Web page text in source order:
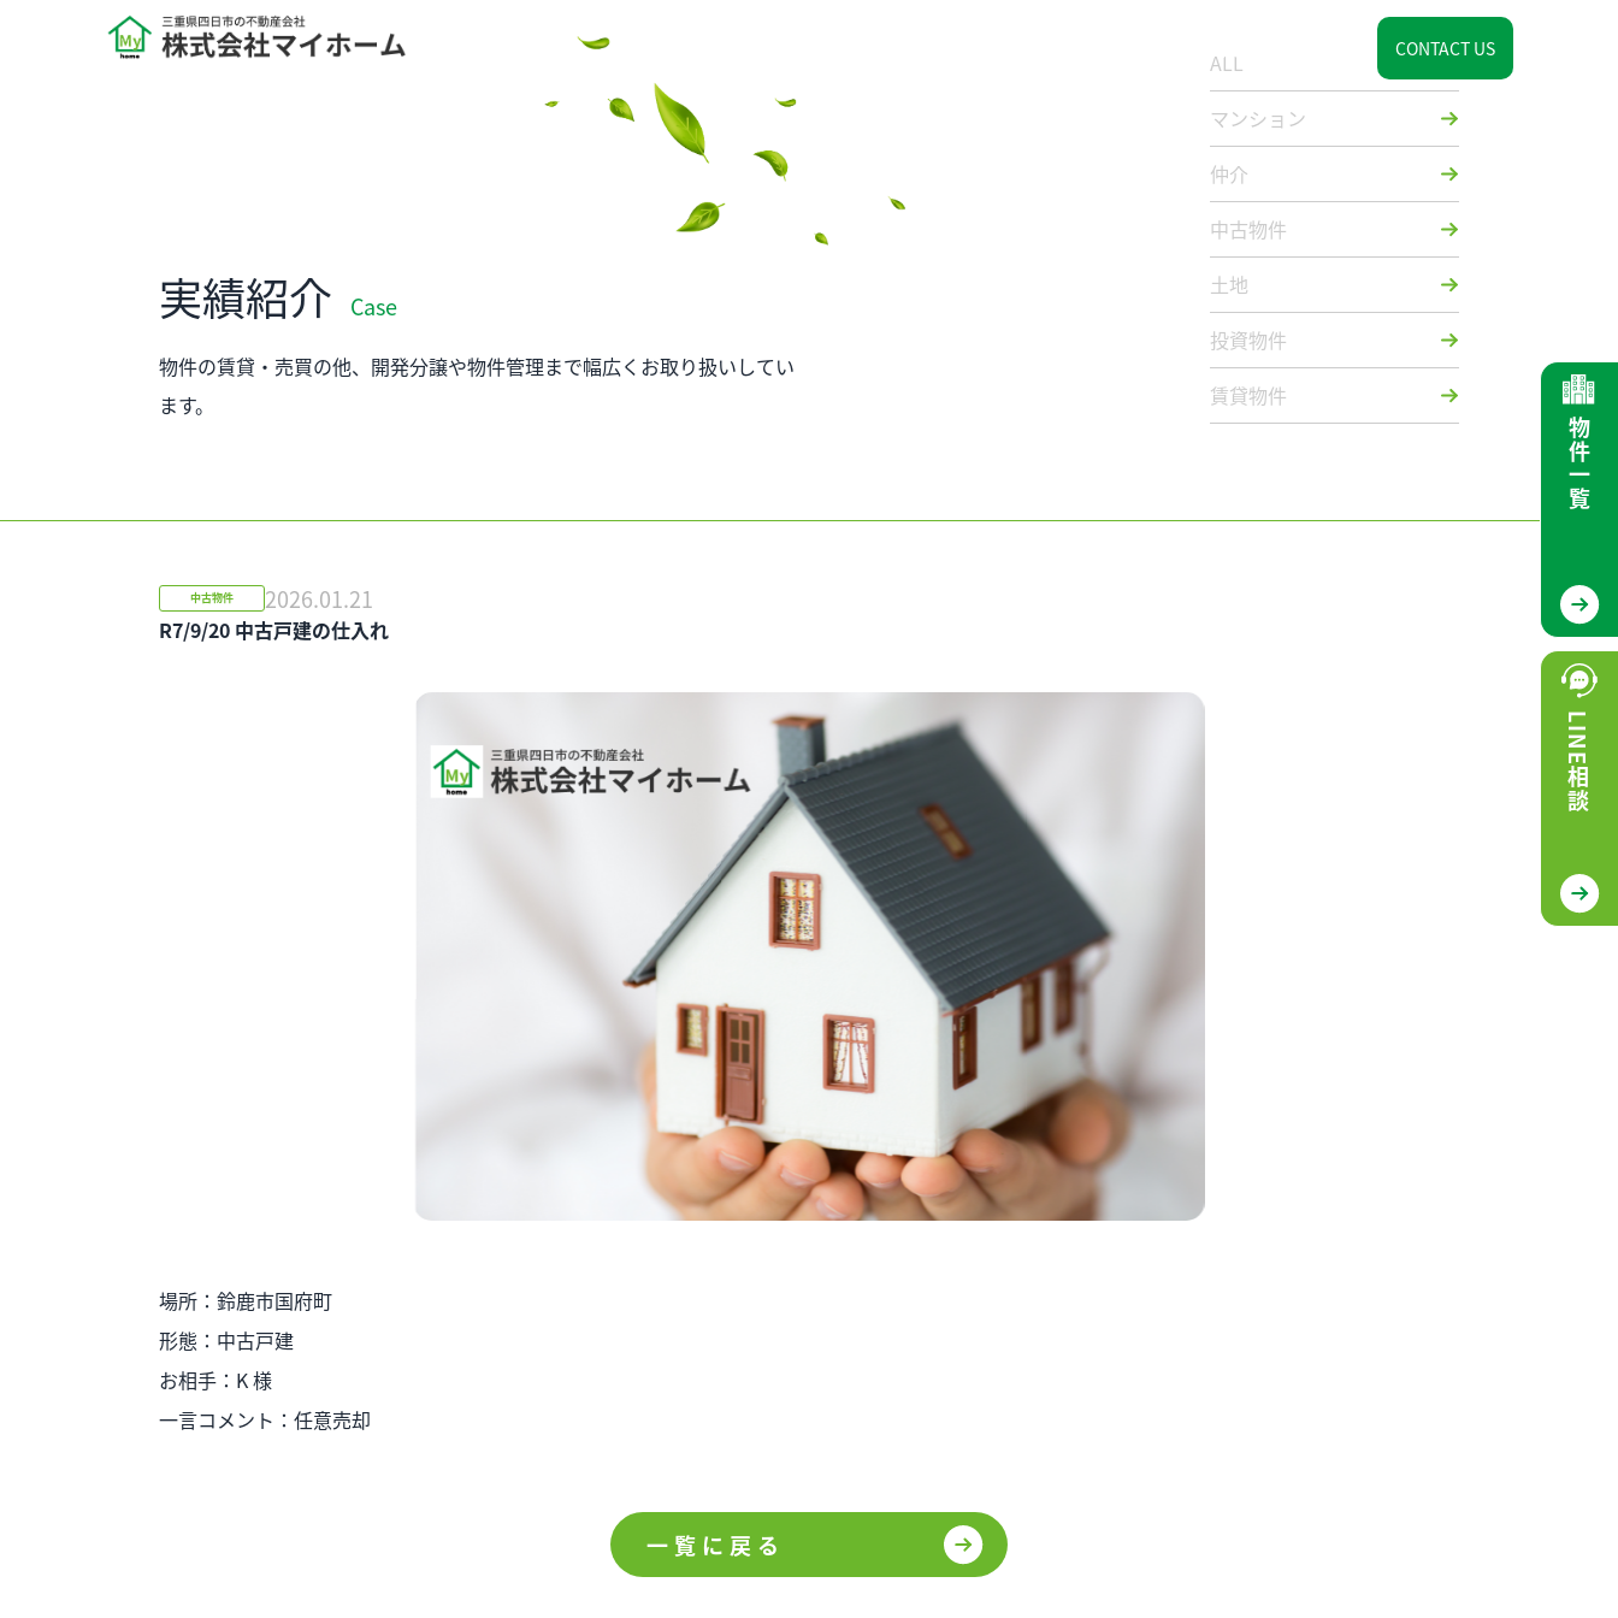
CONTACT US
物件一覧
LINE相談
実績紹介 Case
物件の賃貸・売買の他、開発分譲や物件管理まで幅広くお取り扱いしてい
ます。
ALL
マンション
仲介
中古物件
土地
投資物件
賃貸物件
中古物件 2026.01.21
R7/9/20 中古戸建の仕入れ
場所：鈴鹿市国府町
形態：中古戸建
お相手：K 様
一言コメント：任意売却
一覧に戻る